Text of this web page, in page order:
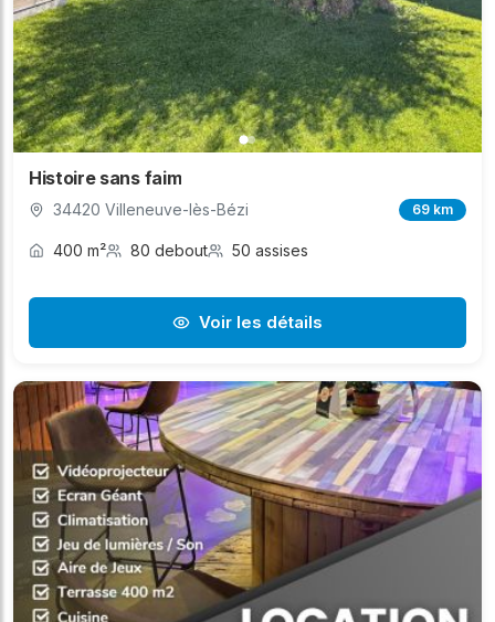
Histoire sans faim
34420 Villeneuve-lès-Bézi 69 km
400 m² 80 debout 50 assises
Voir les détails